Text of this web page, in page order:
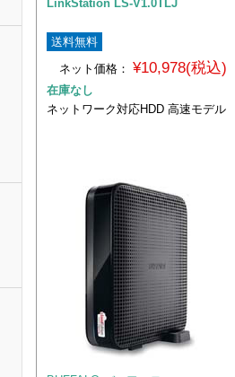
LinkStation LS-V1.0TLJ
送料無料
ネット価格：
¥10,978(税込)
在庫なし
ネットワーク対応HDD 高速モデル